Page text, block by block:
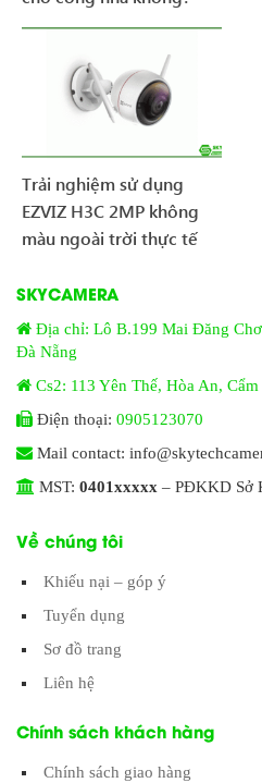
Trải nghiệm sử dụng
EZVIZ H3C 2MP không
màu ngoài trời thực tế
SKYCAMERA
Địa chỉ: Lô B.199 Mai Đăng
Đà Nẵng
Cs2: 113 Yên Thế, Hòa An,
Điện thoại: 0905123070
Mail contact:
MST: 0401xxxxx – PĐKKD Sở
Về chúng tôi
Khiếu nại – góp ý
Tuyển dụng
Sơ đồ trang
Liên hệ
Chính sách khách hàng
Chính sách giao hàng